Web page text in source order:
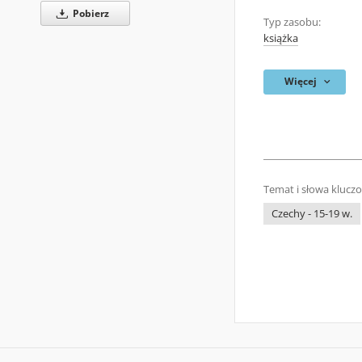
Pobierz
Typ zasobu:
książka
Więcej
Temat i słowa
Czechy - 15-19 w.